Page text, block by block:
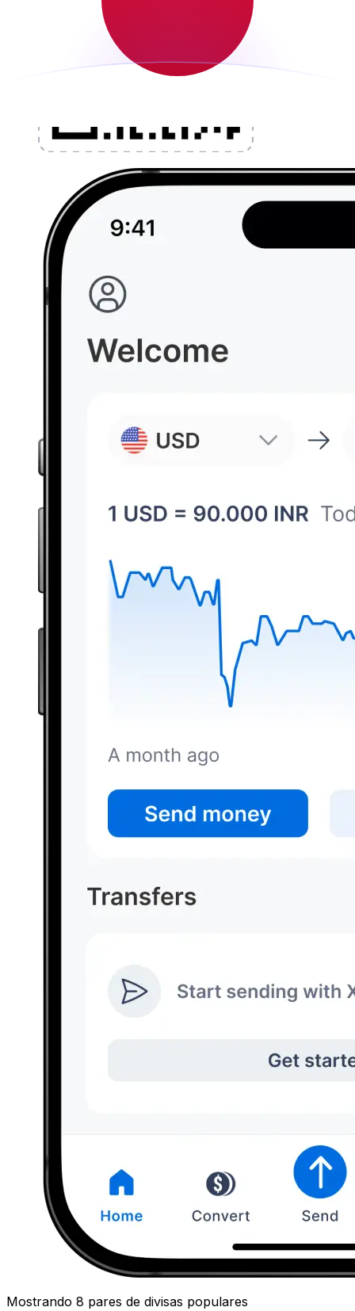
Mostrando 8 pares de divisas populares